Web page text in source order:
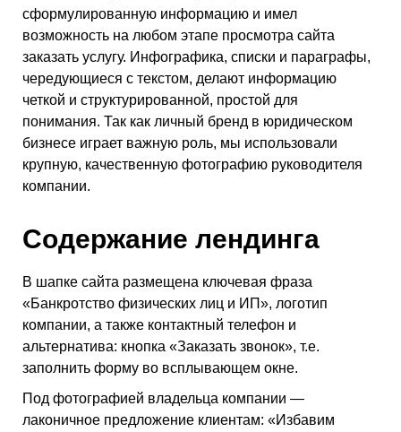
сформулированную информацию и имел
возможность на любом этапе просмотра сайта
заказать услугу. Инфографика, списки и параграфы,
чередующиеся с текстом, делают информацию
четкой и структурированной, простой для
понимания. Так как личный бренд в юридическом
бизнесе играет важную роль, мы использовали
крупную, качественную фотографию руководителя
компании.
Содержание лендинга
В шапке сайта размещена ключевая фраза
«Банкротство физических лиц и ИП», логотип
компании, а также контактный телефон и
альтернатива: кнопка «Заказать звонок», т.е.
заполнить форму во всплывающем окне.
Под фотографией владельца компании —
лаконичное предложение клиентам: «Избавим